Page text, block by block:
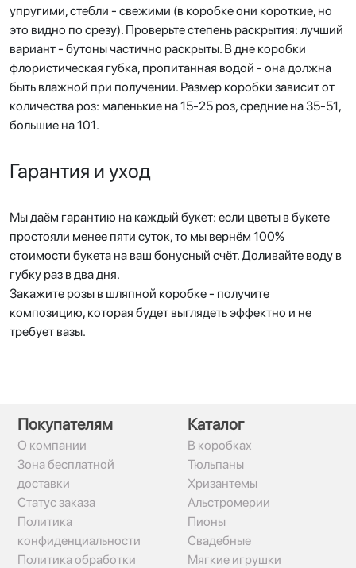
упругими, стебли - свежими (в коробке они короткие, но
это видно по срезу). Проверьте степень раскрытия: лучший
вариант - бутоны частично раскрыты. В дне коробки
флористическая губка, пропитанная водой - она должна
быть влажной при получении. Размер коробки зависит от
количества роз: маленькие на 15-25 роз, средние на 35-51,
большие на 101.
Гарантия и уход
Мы даём гарантию на каждый букет: если цветы в букете
простояли менее пяти суток, то мы вернём 100%
стоимости букета на ваш бонусный счёт. Доливайте воду в
губку раз в два дня.
Закажите розы в шляпной коробке - получите
композицию, которая будет выглядеть эффектно и не
требует вазы.
Покупателям
О компании
Зона бесплатной
доставки
Статус заказа
Политика
конфиденциальности
Политика обработки
Каталог
В коробках
Тюльпаны
Хризантемы
Альстромерии
Пионы
Свадебные
Мягкие игрушки